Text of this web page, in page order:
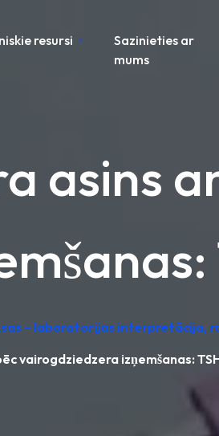
resursi
Sazinieties ar
mums
asins
– laboratorijas interpretācija,
vairogdziedzera izņemšanas: